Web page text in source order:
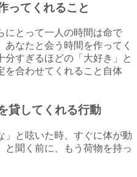
ってくれること
にとって一人の時間は命で
なたと会う時間を作ってく
すぎるほどの「大好き」と
を合わせてくれること自体
貸してくれる行動
」と呟いた時、すぐに体が動
と聞く前に、もう荷物を持っ